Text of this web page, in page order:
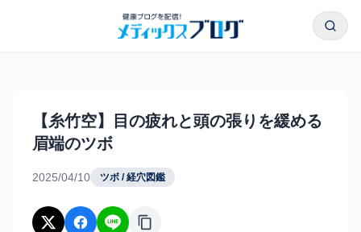
検索
【糸竹空】目の疲れと頭の張りを緩める
眉端のツボ
2025/04/10 ツボ / 経穴図鑑